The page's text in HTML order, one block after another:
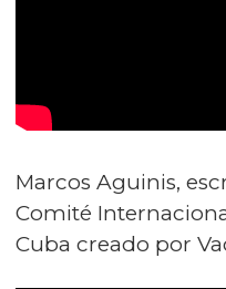
Marcos Aguinis,
Comité
Cuba creado por